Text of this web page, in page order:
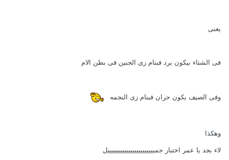
يعنى
فى الشتاء بيكون برد فبنام زى الجنين فى بطن الام
وفى الصيف بكون حران فبنام زى النجمه
وهكذا
لاء بجد يا عمر اختبار جميييييييييييييييييييييييل